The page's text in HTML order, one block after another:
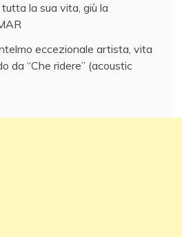
tutta la sua vita, giù la
eccezionale artista, vita
da “Che ridere” (acoustic